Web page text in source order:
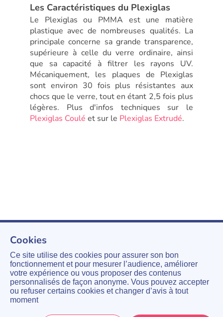
Les Caractéristiques du Plexiglas
Le Plexiglas ou PMMA est une matière
plastique avec de nombreuses qualités. La
principale concerne sa grande transparence,
supérieure à celle du verre ordinaire, ainsi
que sa capacité à filtrer les rayons UV.
Mécaniquement, les plaques de Plexiglas
sont environ 30 fois plus résistantes aux
chocs que le verre, tout en étant 2,5 fois plus
légères. Plus d'infos techniques sur le
Plexiglas Coulé et sur le Plexiglas Extrudé.
Cookies
Ce site utilise des cookies pour assurer son bon
fonctionnement et pour mesurer l’audience, améliorer
votre expérience ou vous proposer des contenus
personnalisés de façon anonyme. Vous pouvez accepter
ou refuser certains cookies et changer d’avis à tout
moment